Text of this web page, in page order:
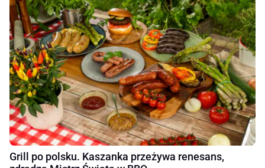
Grill po polsku. Kaszanka przeżywa renesans,